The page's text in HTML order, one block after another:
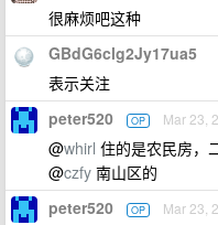
很麻烦吧这种
GBdG6clg2Jy17ua5
表示关注
peter520 OP Mar 23,
@whirl 住的是农民房，
@czfy 南山区的
peter520 OP Mar 23,